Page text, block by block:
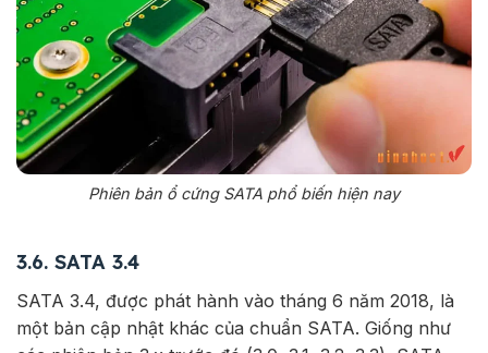
Phiên bản ổ cứng SATA phổ biến hiện nay
3.6. SATA 3.4
SATA 3.4, được phát hành vào tháng 6 năm 2018, là
một bản cập nhật khác của chuẩn SATA. Giống như